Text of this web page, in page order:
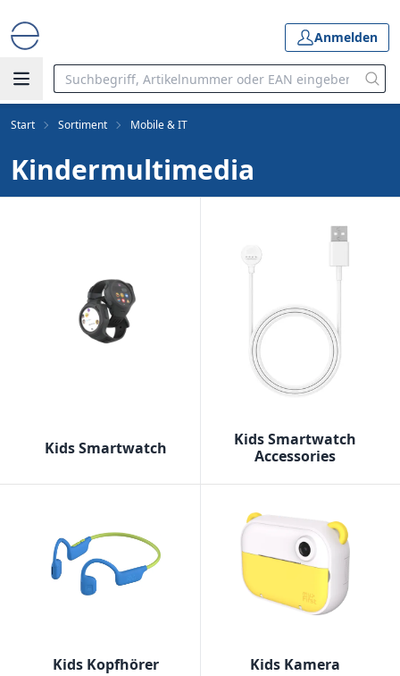
Anmelden
Start Sortiment Mobile & IT
Kindermultimedia
Kids Smartwatch
Kids Smartwatch
Accessories
Kids Kopfhörer Kids Kamera